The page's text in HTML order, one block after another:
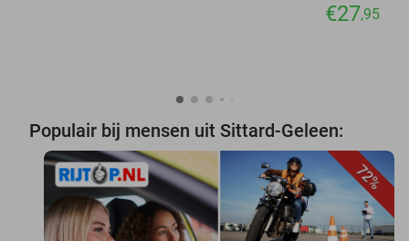
€27,95
Populair bij mensen uit Sittard-Geleen:
72%